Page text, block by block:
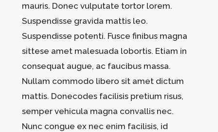
mauris. Donec vulputate tortor lorem.
Suspendisse gravida mattis leo.
Suspendisse potenti. Fusce finibus magna
sittese amet malesuada lobortis. Etiam in
consequat augue, ac faucibus massa.
Nullam commodo libero sit amet dictum
mattis. Donecodes facilisis pretium risus,
semper vehicula magna convallis nec.
Nunc congue ex nec enim facilisis, id